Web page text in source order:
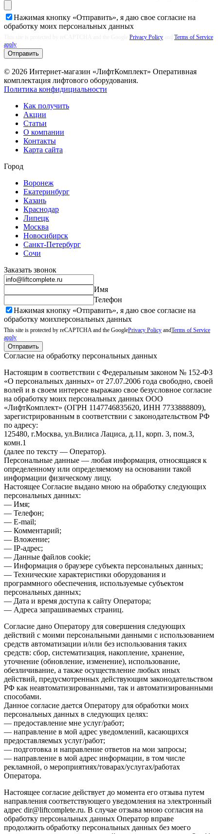
Нажимая кнопку «Отправить», я даю свое согласие на
обработку моих персональных данных
Privacy Policy
Terms of Service
apply
Отправить
© 2026 Интернет-магазин «ЛифтКомплект» Оперативная
комплектация лифтового оборудования.
Политика конфидициальности
Как получить
Акции
Статьи
О компании
Контакты
Карта сайта
Город
Воронеж
Екатеринбург
Казань
Краснодар
Липецк
Москва
Новосибирск
Санкт-Петербург
Сочи
Заказать звонок
Имя
Телефон
Нажимая кнопку «Отправить», я даю свое согласие на
обработку моихперсональных данных
This site is protected by reCAPTCHA and the GooglePrivacy Policy andTerms of Service
apply
Отправить
Согласие на обработку персональных данных
Настоящим в соответствии с Федеральным законом № 152-ФЗ
«О персональных данных» от 27.07.2006 года свободно, своей
волей и в своем интересе выражаю свое безусловное согласие
на обработку моих персональных данных ООО
«ЛифтКомплект» (ОГРН 1147746835620, ИНН 7733888809),
зарегистрированным в соответствии с законодательством РФ
по адресу:
125480, г.Москва, ул.Вилиса Лациса, д.11, корп. 3, пом.3,
комн.1
(далее по тексту — Оператор).
Персональные данные — любая информация, относящаяся к
определенному или определяемому на основании такой
информации физическому лицу.
Настоящее Согласие выдано мною на обработку следующих
персональных данных:
— Имя;
— Телефон;
— E-mail;
— Комментарий;
— Вложение;
— IP-адрес;
— Данные файлов cookie;
— Информация о браузере субъекта персональных данных;
— Технические характеристики оборудования и
программного обеспечения, используемые субъектом
персональных данных;
— Дата и время доступа к сайту Оператора;
— Адреса запрашиваемых страниц.
Согласие дано Оператору для совершения следующих
действий с моими персональными данными с использованием
средств автоматизации и/или без использования таких
средств: сбор, систематизация, накопление, хранение,
уточнение (обновление, изменение), использование,
обезличивание, а также осуществление любых иных
действий, предусмотренных действующим законодательством
РФ как неавтоматизированными, так и автоматизированными
способами.
Данное согласие дается Оператору для обработки моих
персональных данных в следующих целях:
— предоставление мне услуг/работ;
— направление в мой адрес уведомлений, касающихся
предоставляемых услуг/работ;
— подготовка и направление ответов на мои запросы;
— направление в мой адрес информации, в том числе
рекламной, о мероприятиях/товарах/услугах/работах
Оператора.
Настоящее согласие действует до момента его отзыва путем
направления соответствующего уведомления на электронный
адрес dir@liftcomplete.ru. В случае отзыва мною согласия на
обработку персональных данных Оператор вправе
продолжить обработку персональных данных без моего